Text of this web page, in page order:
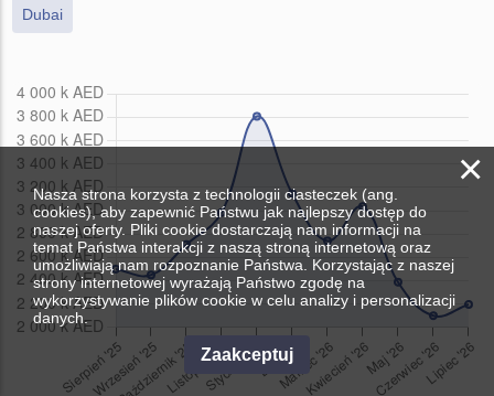
Dubai
×
Nasza strona korzysta z technologii ciasteczek (ang.
cookies), aby zapewnić Państwu jak najlepszy dostęp do
naszej oferty. Pliki cookie dostarczają nam informacji na
temat Państwa interakcji z naszą stroną internetową oraz
umożliwiają nam rozpoznanie Państwa. Korzystając z naszej
strony internetowej wyrażają Państwo zgodę na
wykorzystywanie plików cookie w celu analizy i personalizacji
danych.
Zaakceptuj